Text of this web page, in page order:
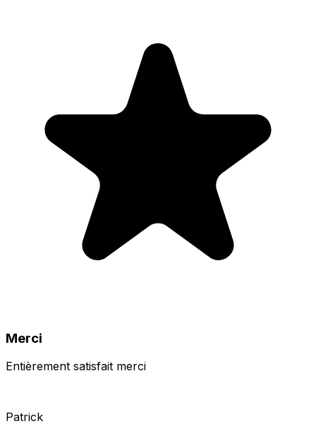
Merci
Entièrement satisfait merci
Patrick